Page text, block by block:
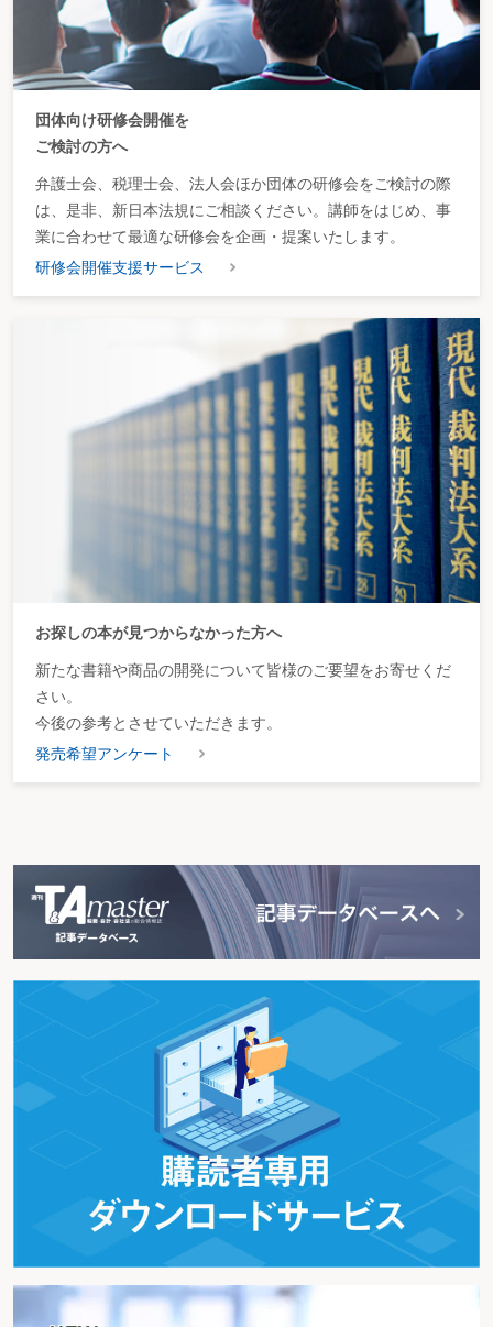
団体向け研修会開催を
ご検討の方へ
弁護士会、税理士会、法人会ほか団体の研修会をご検討の際
は、是非、新日本法規にご相談ください。講師をはじめ、事
業に合わせて最適な研修会を企画・提案いたします。
研修会開催支援サービス
お探しの本が見つからなかった方へ
新たな書籍や商品の開発について皆様のご要望をお寄せくだ
さい。
今後の参考とさせていただきます。
発売希望アンケート